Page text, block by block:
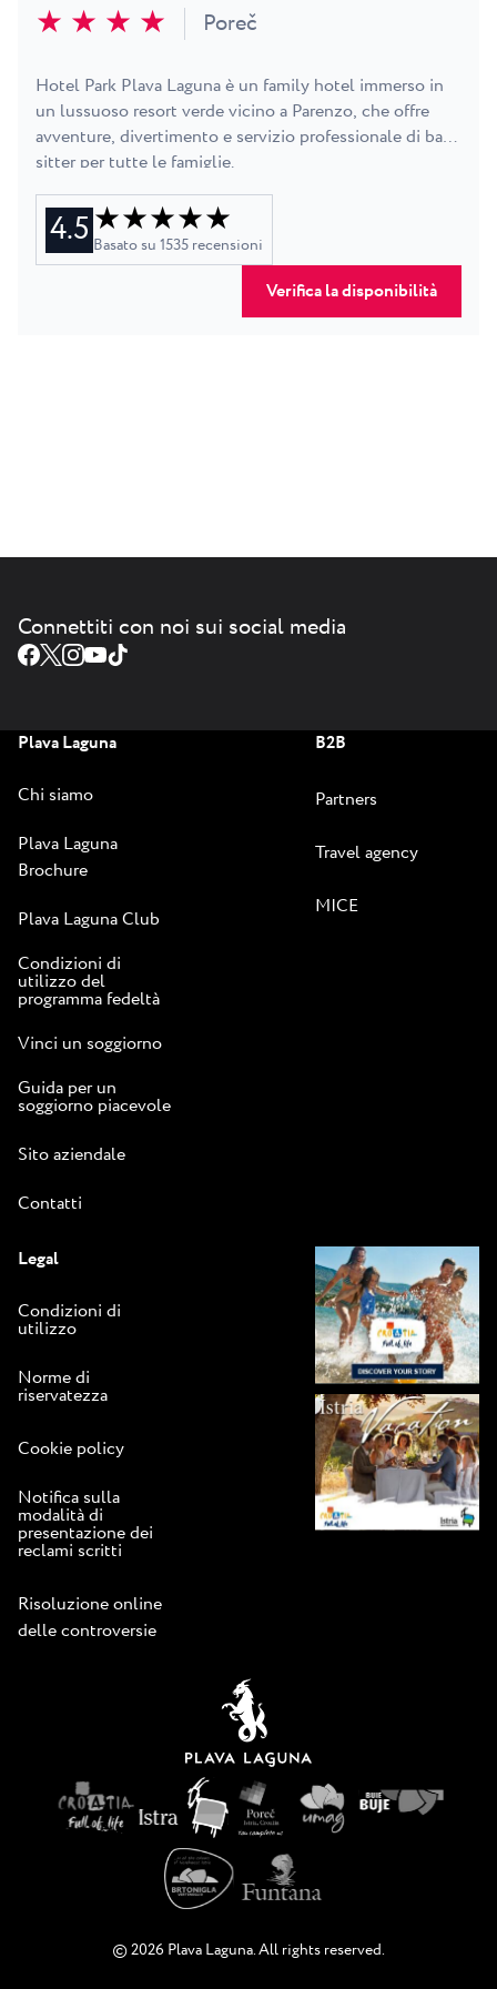
nuotate al chiaro di luna, Hotel Delfin offre un evento
★ ★ ★ ★ Poreč
Hotel Park Plava Laguna è un family hotel immerso in
un lussuoso resort verde vicino a Parenzo, che offre
avventure, divertimento e servizio professionale di baby
sitter per tutte le famiglie.
4.5★ ★ ★ ★ ★
Basato su 1535 recensioni
Verifica la disponibilità
Connettiti con noi sui social media
Plava Laguna
Chi siamo
Plava Laguna
Brochure
Plava Laguna Club
Condizioni di
utilizzo del
programma fedeltà
Vinci un soggiorno
Guida per un
soggiorno piacevole
Sito aziendale
Contatti
B2B
Partners
Travel agency
MICE
Legal
Condizioni di
utilizzo
Norme di
riservatezza
Cookie policy
Notifica sulla
modalità di
presentazione dei
reclami scritti
Risoluzione online
delle controversie
© 2026 Plava Laguna. All rights reserved.